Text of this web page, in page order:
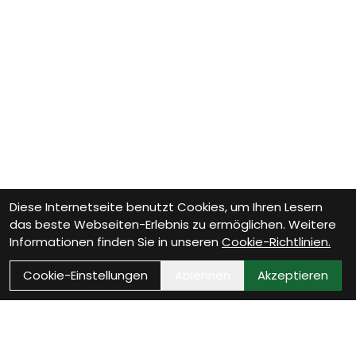
Diese Internetseite benutzt Cookies, um Ihren Lesern
das beste Webseiten-Erlebnis zu ermöglichen. Weitere
Informationen finden Sie in unseren Cookie-Richtlinien.
Cookie-Einstellungen
Akzeptieren